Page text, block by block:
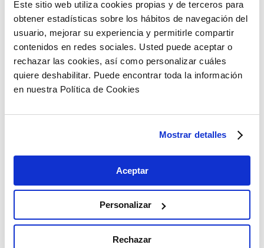
Este sitio web utiliza cookies propias y de terceros para
obtener estadísticas sobre los hábitos de navegación del
usuario, mejorar su experiencia y permitirle compartir
contenidos en redes sociales. Usted puede aceptar o
rechazar las cookies, así como personalizar cuáles
quiere deshabilitar. Puede encontrar toda la información
en nuestra Política de Cookies
Mostrar detalles
Aceptar
Personalizar
Rechazar
anuales… Pero solo se han desembolsado 30.000
millones de dólares desde 2010. Así, el ODS 14 es el
más subfinanciado de todos.
El organismo internacional señala 5 medidas
urgentes para asegurar el correcto crecimiento de
la Economía Oceánica de forma sostenible:
contaminación plástica para reducir los residuos y
Eliminar las barreras comerciales para impulsar el
Ampliar la recopilación de datos sobre emisiones,
comercio e inversión en océanos.
Eliminar ayudas perjudiciales y aumentar la